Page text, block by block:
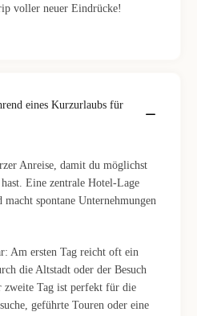
voller neuer Eindrücke!
eines Kurzurlaubs für
Anreise, damit du möglichst
Eine zentrale Hotel-Lage
spontane Unternehmungen
Am ersten Tag reicht oft ein
die Altstadt oder der Besuch
zweite Tag ist perfekt für die
geführte Touren oder eine